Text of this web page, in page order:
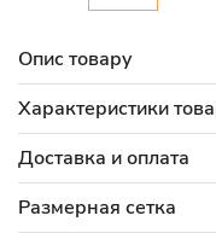
Опис товару
Характеристики
Доставка и оплата
Размерная сетка